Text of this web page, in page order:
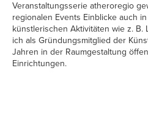
Veranstaltungsserie atheroregio
regionalen Events Einblicke auch
künstlerischen Aktivitäten wie z. B.
ich als Gründungsmitglied der
Jahren in der Raumgestaltung
Einrichtungen.